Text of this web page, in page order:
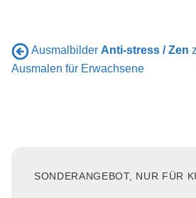
Ausmalbilder Anti-stress / Zen
Ausmalen für Erwachsene
SONDERANGEBOT, NUR FÜR